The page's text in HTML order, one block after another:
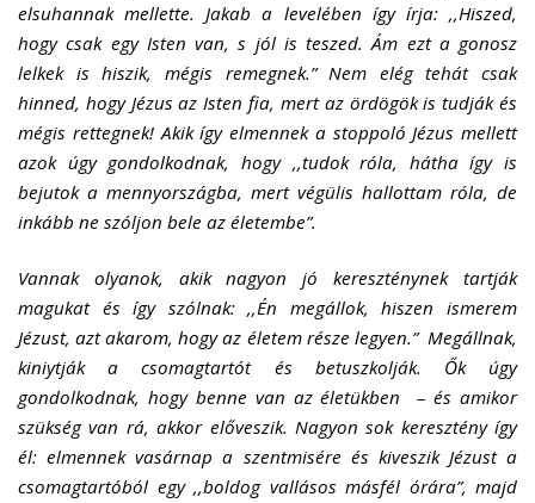
elsuhannak mellette. Jakab a levelében így írja: ,,Hiszed,
hogy csak egy Isten van, s jól is teszed. Ám ezt a gonosz
lelkek is hiszik, mégis remegnek.” Nem elég tehát csak
hinned, hogy Jézus az Isten fia, mert az ördögök is tudják és
mégis rettegnek! Akik így elmennek a stoppoló Jézus mellett
azok úgy gondolkodnak, hogy ,,tudok róla, hátha így is
bejutok a mennyországba, mert végülis hallottam róla, de
inkább ne szóljon bele az életembe”.
Vannak olyanok, akik nagyon jó kereszténynek tartják
magukat és így szólnak: ,,Én megállok, hiszen ismerem
Jézust, azt akarom, hogy az életem része legyen.” Megállnak,
kiniytják a csomagtartót és betuszkolják. Ők úgy
gondolkodnak, hogy benne van az életükben – és amikor
szükség van rá, akkor előveszik. Nagyon sok keresztény így
él: elmennek vasárnap a szentmisére és kiveszik Jézust a
csomagtartóból egy ,,boldog vallásos másfél órára”, majd